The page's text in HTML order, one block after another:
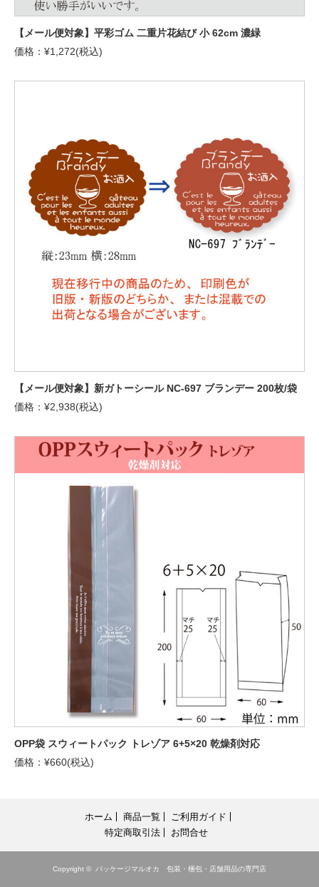
【メール便対象】平彩ゴム 二重片花結び 小 62cm 濃緑
価格：¥1,272(税込)
【メール便対象】新ガトーシール NC-697 ブランデー 200枚/袋
価格：¥2,938(税込)
OPP袋 スウィートパック トレゾア 6+5×20 乾燥剤対応
価格：¥660(税込)
ホーム 商品一覧
ご利用ガイド
特定商取引法
お問合せ
Copyright © パッケージマルオカ 包装・梱包・店舗用品の専門店